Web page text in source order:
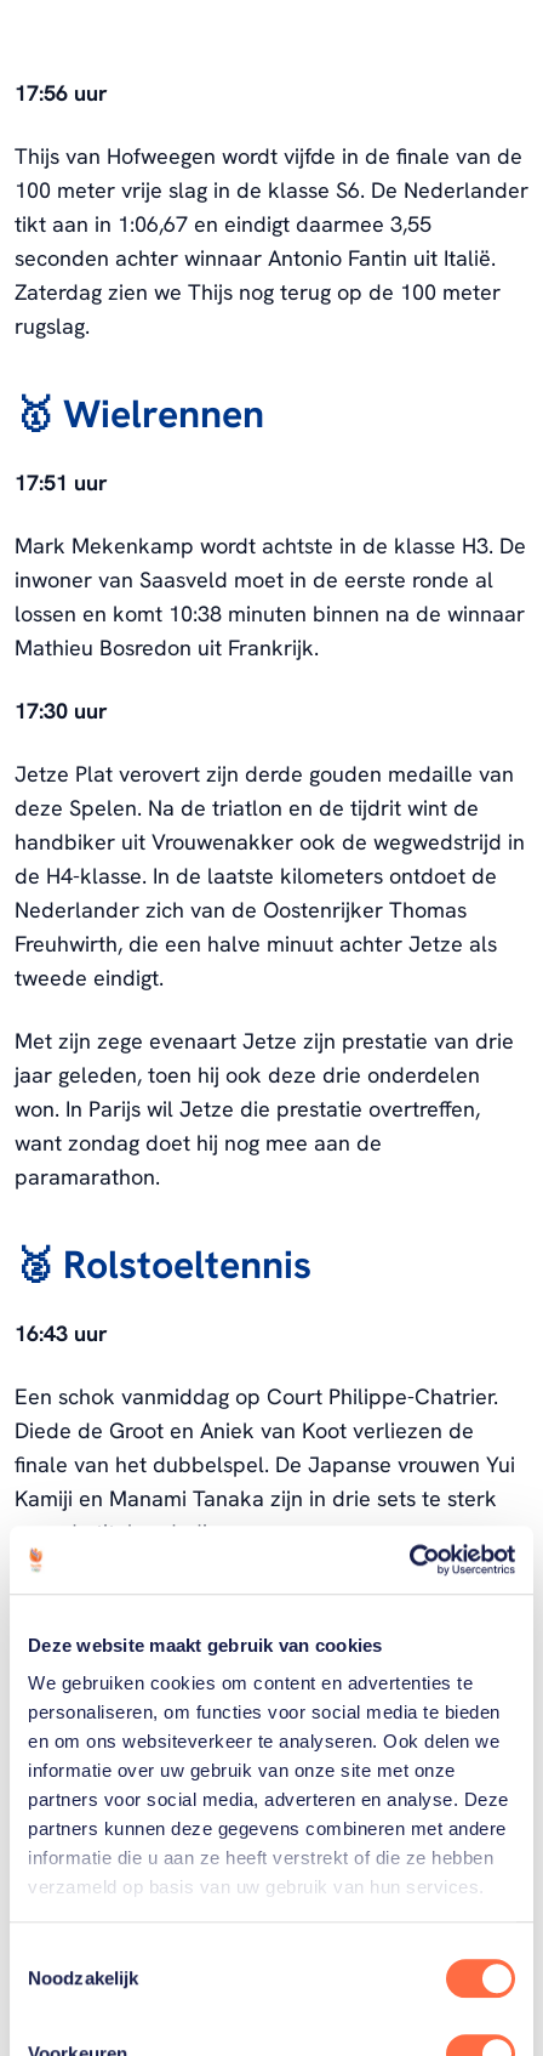
Deze website maakt gebruik van cookies
We gebruiken cookies om content en advertenties te
personaliseren, om functies voor social media te bieden
en om ons websiteverkeer te analyseren. Ook delen we
informatie over uw gebruik van onze site met onze
partners voor social media, adverteren en analyse. Deze
partners kunnen deze gegevens combineren met andere
informatie die u aan ze heeft verstrekt of die ze hebben
verzameld op basis van uw gebruik van hun services.
Noodzakelijk
17:56 uur
Thijs van Hofweegen wordt vijfde in de finale van de
100 meter vrije slag in de klasse S6. De Nederlander
tikt aan in 1:06,67 en eindigt daarmee 3,55
seconden achter winnaar Antonio Fantin uit Italië.
Zaterdag zien we Thijs nog terug op de 100 meter
rugslag.
🥇 Wielrennen
17:51 uur
Mark Mekenkamp wordt achtste in de klasse H3. De
inwoner van Saasveld moet in de eerste ronde al
lossen en komt 10:38 minuten binnen na de winnaar
Mathieu Bosredon uit Frankrijk.
17:30 uur
Jetze Plat verovert zijn derde gouden medaille van
deze Spelen. Na de triatlon en de tijdrit wint de
handbiker uit Vrouwenakker ook de wegwedstrijd in
de H4-klasse. In de laatste kilometers ontdoet de
Nederlander zich van de Oostenrijker Thomas
Freuhwirth, die een halve minuut achter Jetze als
tweede eindigt.
Met zijn zege evenaart Jetze zijn prestatie van drie
jaar geleden, toen hij ook deze drie onderdelen
won. In Parijs wil Jetze die prestatie overtreffen,
want zondag doet hij nog mee aan de
paramarathon.
🥈 Rolstoeltennis
16:43 uur
Een schok vanmiddag op Court Philippe-Chatrier.
Diede de Groot en Aniek van Koot verliezen de
finale van het dubbelspel. De Japanse vrouwen Yui
Kamiji en Manami Tanaka zijn in drie sets te sterk
voor de titelverdedigers.
Daarmee schrijft het Japanse duo tennishistorie.
paralympische programma. Voor het eerst gaat een
titel bij de vrouwen niet naar Nederland.
In de eerste set lijkt er nog geen vuiltje aan de lucht
voor Diede en Aniek. De set is met 6-4 een prooi
voor de Nederlanders. Maar het tweede
wedstrijddeel loopt uit op een tiebreak, die door de
Japanners wordt gewonnen. In de match-tiebreak
behouden Kamiji en Tanaka het momentum. Met 10-